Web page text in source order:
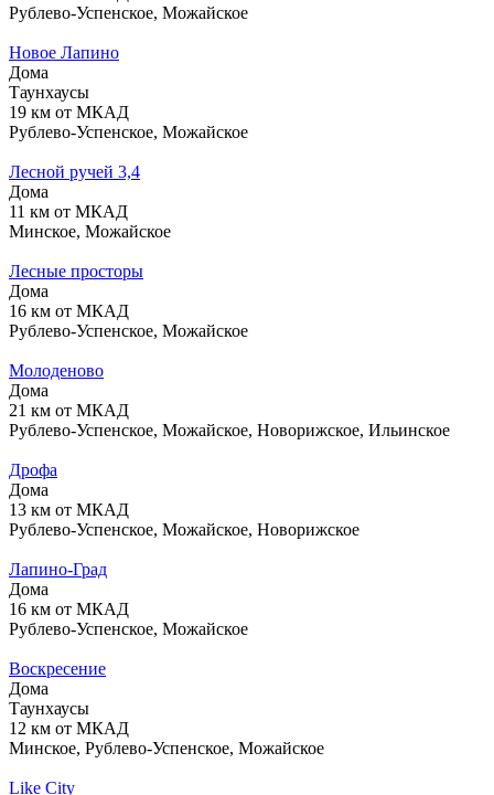
Рублево-Успенское, Можайское
Новое Лапино
Дома
Таунхаусы
19 км от МКАД
Рублево-Успенское, Можайское
Лесной ручей 3,4
Дома
11 км от МКАД
Минское, Можайское
Лесные просторы
Дома
16 км от МКАД
Рублево-Успенское, Можайское
Молоденово
Дома
21 км от МКАД
Рублево-Успенское, Можайское, Новорижское, Ильинское
Дрофа
Дома
13 км от МКАД
Рублево-Успенское, Можайское, Новорижское
Лапино-Град
Дома
16 км от МКАД
Рублево-Успенское, Можайское
Воскресение
Дома
Таунхаусы
12 км от МКАД
Минское, Рублево-Успенское, Можайское
Like City